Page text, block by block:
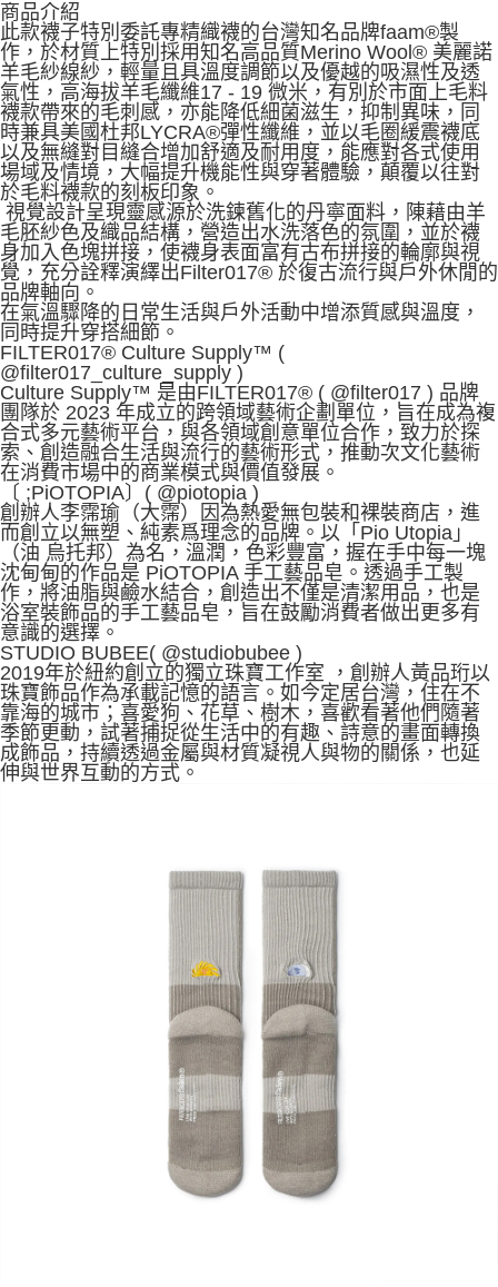
免運費
商品介紹
此款襪子特別委託專精織襪的台灣知名品牌faam®製
作，於材質上特別採用知名高品質Merino Wool® 美麗諾
羊毛紗線紗，輕量且具溫度調節以及優越的吸濕性及透
氣性，高海拔羊毛纖維17 - 19 微米，有別於市面上毛料
襪款帶來的毛刺感，亦能降低細菌滋生，抑制異味，同
時兼具美國杜邦LYCRA®彈性纖維，並以毛圈緩震襪底
以及無縫對目縫合增加舒適及耐用度，能應對各式使用
場域及情境，大幅提升機能性與穿著體驗，顛覆以往對
於毛料襪款的刻板印象。
視覺設計呈現靈感源於洗鍊舊化的丹寧面料，陳藉由羊
毛胚紗色及織品結構，營造出水洗落色的氛圍，並於襪
身加入色塊拼接，使襪身表面富有古布拼接的輪廓與視
覺，充分詮釋演繹出Filter017® 於復古流行與戶外休閒的
品牌軸向。
在氣溫驟降的日常生活與戶外活動中增添質感與溫度，
同時提升穿搭細節。
FILTER017® Culture Supply™ (
@filter017_culture_supply )
Culture Supply™ 是由FILTER017® ( @filter017 ) 品牌
團隊於 2023 年成立的跨領域藝術企劃單位，旨在成為複
合式多元藝術平台，與各領域創意單位合作，致力於探
索、創造融合生活與流行的藝術形式，推動次文化藝術
在消費市場中的商業模式與價值發展。
〔 ;PiOTOPIA〕( @piotopia )
創辦人李霈瑜（大霈）因為熱愛無包裝和裸裝商店，進
而創立以無塑、純素爲理念的品牌。以「Pio Utopia」
（油 烏托邦）為名，溫潤，色彩豐富，握在手中每一塊
沈甸甸的作品是 PiOTOPIA 手工藝品皂。透過手工製
作，將油脂與鹼水結合，創造出不僅是清潔用品，也是
浴室裝飾品的手工藝品皂，旨在鼓勵消費者做出更多有
意識的選擇。
STUDIO BUBEE( @studiobubee )
2019年於紐約創立的獨立珠寶工作室 ，創辦人黃品珩以
珠寶飾品作為承載記憶的語言。如今定居台灣，住在不
靠海的城市；喜愛狗、花草、樹木，喜歡看著他們隨著
季節更動，試著捕捉從生活中的有趣、詩意的畫面轉換
成飾品，持續透過金屬與材質凝視人與物的關係，也延
伸與世界互動的方式。